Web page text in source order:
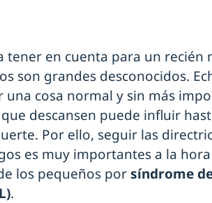
tener en cuenta para un recién
son grandes desconocidos.
una cosa normal y sin más
descansen puede influir
Por ello, seguir las
es muy importantes a la
los pequeños porsíndrome
.